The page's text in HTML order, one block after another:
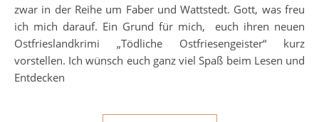
zwar in der Reihe um Faber und Wattstedt. Gott, was freu
ich mich darauf. Ein Grund für mich, euch ihren neuen
Ostfrieslandkrimi „Tödliche Ostfriesengeister“ kurz
vorstellen. Ich wünsch euch ganz viel Spaß beim Lesen und
Entdecken